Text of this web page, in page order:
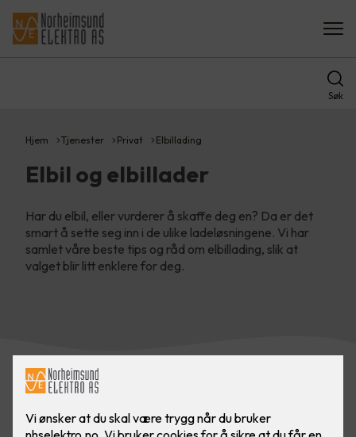
Søk
Hjem Tjenester Privat Elbillading
Elbil og elbillader
Har du elbil, eller vurderer å skaffe deg en? Da er det
smart å sette seg inn i de ulike ladeløsningene. Vi har
samlet våre beste tips og råd om elbillading, slik at
valget blir litt enklere for deg.